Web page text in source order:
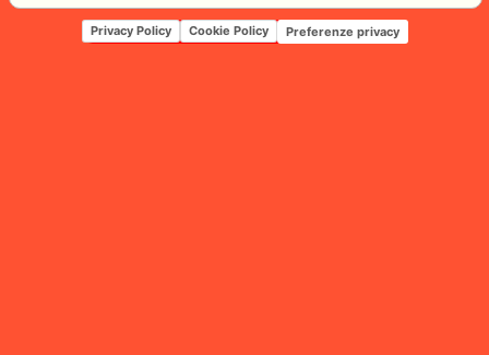
Privacy Policy Cookie Policy Preferenze privacy